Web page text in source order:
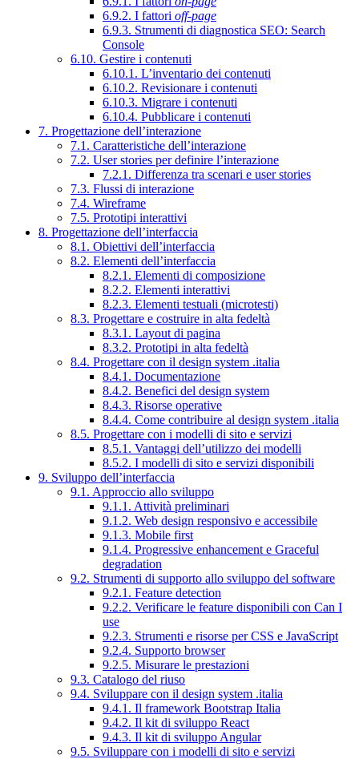
6.9.2. I fattori off-page
6.9.3. Strumenti di diagnostica SEO: Search
Console
6.10. Gestire i contenuti
6.10.1. L’inventario dei contenuti
6.10.2. Revisionare i contenuti
6.10.3. Migrare i contenuti
6.10.4. Pubblicare i contenuti
7. Progettazione dell’interazione
7.1. Caratteristiche dell’interazione
7.2. User stories per definire l’interazione
7.2.1. Differenza tra scenari e user stories
7.3. Flussi di interazione
7.4. Wireframe
7.5. Prototipi interattivi
8. Progettazione dell’interfaccia
8.1. Obiettivi dell’interfaccia
8.2. Elementi dell’interfaccia
8.2.1. Elementi di composizione
8.2.2. Elementi interattivi
8.2.3. Elementi testuali (microtesti)
8.3. Progettare e costruire in alta fedeltà
8.3.1. Layout di pagina
8.3.2. Prototipi in alta fedeltà
8.4. Progettare con il design system .italia
8.4.1. Documentazione
8.4.2. Benefici del design system
8.4.3. Risorse operative
8.4.4. Come contribuire al design system .italia
8.5. Progettare con i modelli di sito e servizi
8.5.1. Vantaggi dell’utilizzo dei modelli
8.5.2. I modelli di sito e servizi disponibili
9. Sviluppo dell’interfaccia
9.1. Approccio allo sviluppo
9.1.1. Attività preliminari
9.1.2. Web design responsivo e accessibile
9.1.3. Mobile first
9.1.4. Progressive enhancement e Graceful
degradation
9.2. Strumenti di supporto allo sviluppo del software
9.2.1. Feature detection
9.2.2. Verificare le feature disponibili con Can I
use
9.2.3. Strumenti e risorse per CSS e JavaScript
9.2.4. Supporto browser
9.2.5. Misurare le prestazioni
9.3. Catalogo del riuso
9.4. Sviluppare con il design system .italia
9.4.1. Il framework Bootstrap Italia
9.4.2. Il kit di sviluppo React
9.4.3. Il kit di sviluppo Angular
9.5. Sviluppare con i modelli di sito e servizi